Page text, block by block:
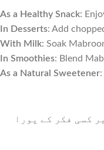
As a Healthy Snack:
In Desserts: Add
With Milk: Soak
In Smoothies: Blend
As a Natural Sweetener
کسی فکر کے پورا